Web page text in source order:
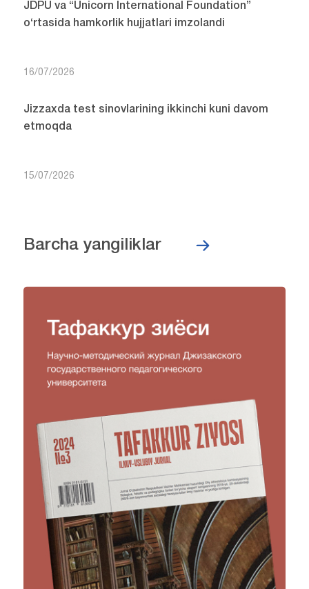
JDPU va “Unicorn International Foundation”
o‘rtasida hamkorlik hujjatlari imzolandi
16/07/2026
Jizzaxda test sinovlarining ikkinchi kuni davom
etmoqda
15/07/2026
Barcha yangiliklar